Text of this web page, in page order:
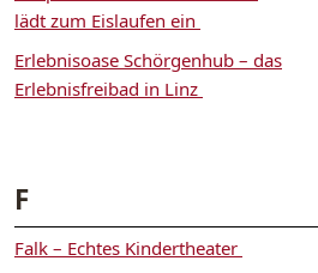
lädt zum Eislaufen ein
Erlebnisoase Schörgenhub – das
Erlebnisfreibad in Linz
F
Falk – Echtes Kindertheater